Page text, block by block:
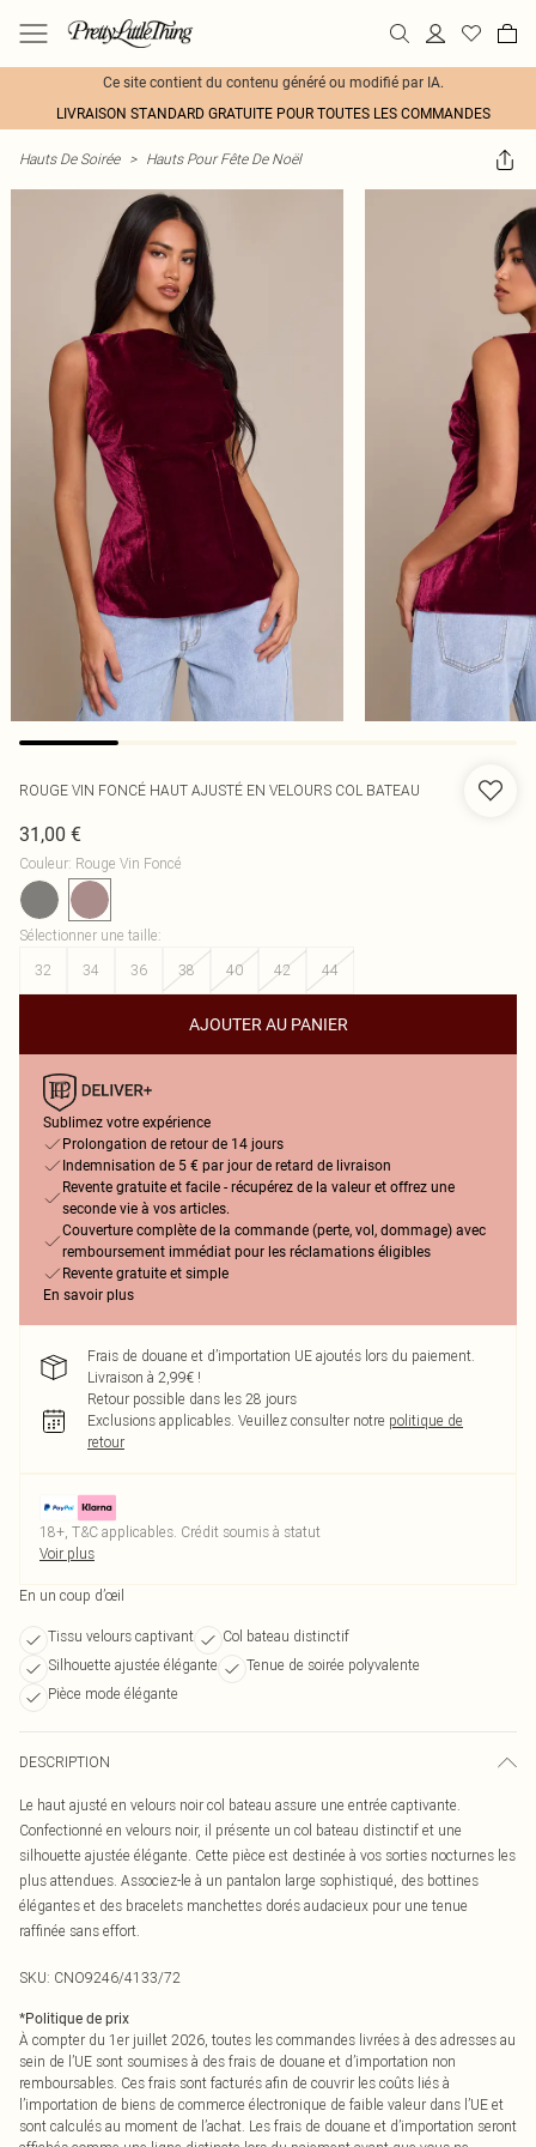
Ce site contient du contenu généré ou modifié par IA.
LIVRAISON STANDARD GRATUITE POUR TOUTES LES COMMANDES
Hauts De Soirée > Hauts Pour Fête De Noël
ROUGE VIN FONCÉ HAUT AJUSTÉ EN VELOURS COL BATEAU
31,00 €
Couleur: Rouge Vin Foncé
Sélectionner une taille:
32
34 36 38 40 42 44
AJOUTER AU PANIER
Sublimez votre expérience
Prolongation de retour de 14 jours
Indemnisation de 5 € par jour de retard de livraison
Revente gratuite et facile - récupérez de la valeur et offrez une
seconde vie à vos articles.
Couverture complète de la commande (perte, vol, dommage) avec
remboursement immédiat pour les réclamations éligibles
Revente gratuite et simple
En savoir plus
Frais de douane et d’importation UE ajoutés lors du paiement.
Livraison à 2,99€ !
Retour possible dans les 28 jours
Exclusions applicables. Veuillez consulter notre politique de
retour
18+, T&C applicables. Crédit soumis à statut
Voir plus
En un coup d’œil
Tissu velours captivant
Col bateau distinctif
Silhouette ajustée élégante
Tenue de soirée polyvalente
Pièce mode élégante
DESCRIPTION
Le haut ajusté en velours noir col bateau assure une entrée captivante.
Confectionné en velours noir, il présente un col bateau distinctif et une
silhouette ajustée élégante. Cette pièce est destinée à vos sorties nocturnes les
plus attendues. Associez-le à un pantalon large sophistiqué, des bottines
élégantes et des bracelets manchettes dorés audacieux pour une tenue
raffinée sans effort.
SKU: CNO9246/4133/72
*Politique de prix
À compter du 1er juillet 2026, toutes les commandes livrées à des adresses au
sein de l’UE sont soumises à des frais de douane et d’importation non
remboursables. Ces frais sont facturés afin de couvrir les coûts liés à
l’importation de biens de commerce électronique de faible valeur dans l’UE et
sont calculés au moment de l’achat. Les frais de douane et d’importation seront